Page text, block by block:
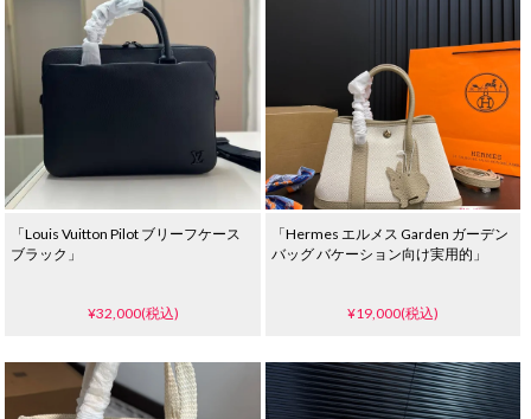
「Louis Vuitton Pilot ブリーフケース
ブラック」
¥32,000(税込)
「Hermes エルメス Garden ガーデン
バッグ バケーション向け実用的」
¥19,000(税込)